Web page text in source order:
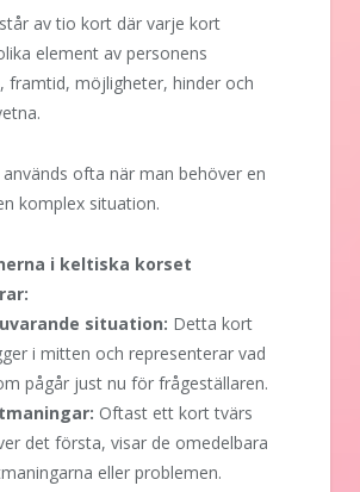
av tio kort där varje kort
element av personens
framtid, möjligheter, hinder och
ofta när man behöver en
komplex situation.
i keltiska korset
situation: Detta kort
i mitten och representerar vad
pågår just nu för frågeställaren.
Oftast ett kort tvärs
det första, visar de omedelbara
eller problemen.